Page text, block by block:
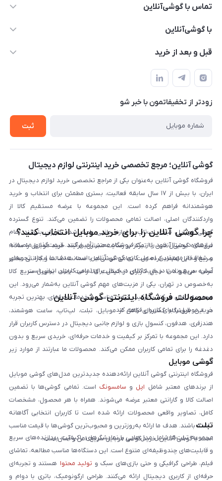
تماس با گوشی‌آنلاین
۰۲۱91001221
با گوشی‌آنلاین
درباره ما
حساب کاربری
حریم خصوصی
بلاگ
قبل و بعد از خرید
نحوه خرید از گوشی آنلاین
شرایط ضمانت هفت روزه
روش ارسال کالا در گوشی آنلاین
روش بازگردانی کالا
زودتر از تخفیفاتمون با خبر شو
ثبت
گوشی آنلاین؛ مرجع تخصصی خرید اینترنتی لوازم دیجیتال
فروشگاه گوشی آنلاین به‌عنوان یکی از مراجع تخصصی خرید لوازم دیجیتال در
ایران، با بیش از ۱۷ سال سابقه فعالیت، بستری مطمئن برای انتخاب و خرید
هوشمندانه فراهم کرده است. این مجموعه با عرضه مستقیم کالا از
واردکنندگان اصلی، اصالت تمامی محصولات را تضمین می‌کند. تنوع گسترده
گوشی موبایل، تبلت، لپ‌تاپ و لوازم جانبی باعث شده کاربران بتوانند تمام
نیازهای دیجیتال خود را از یک فروشگاه معتبر تأمین کنند. قیمت‌گذاری منصفانه
و شفاف از مهم‌ترین اصول کاری گوشی آنلاین است. هدف ما ایجاد تجربه‌ای
آسان، سریع و امن در خرید کالای دیجیتال برای تمامی کاربران ایرانی است.
چرا گوشی آنلاین را برای خرید موبایل انتخاب کنید؟
فروشگاه گوشی آنلاین با تمرکز بر رضایت مشتری، فرآیند خرید موبایل را ساده،
سریع و قابل اعتماد کرده است. تمامی گوشی‌ها با ضمانت اصالت و گارانتی معتبر
عرضه می‌شوند تا خیال کاربران از کیفیت کالا راحت باشد. تحویل سریع کالا
به‌خصوص در تهران، یکی از مزیت‌های مهم گوشی آنلاین به‌شمار می‌رود. این
مجموعه تلاش می‌کند با ترکیب قیمت مناسب و خدمات حرفه‌ای، بهترین تجربه
خرید موبایل را برای کاربران فراهم کند.
محصولات فروشگاه اینترنتی گوشی آنلاین
در این فروشگاه گستره‌ای کامل از موبایل، تبلت، لپ‌تاپ، ساعت هوشمند،
هندزفری، هدفون، کنسول بازی و لوازم جانبی دیجیتال در دسترس کاربران قرار
دارد. این مجموعه با تمرکز بر کیفیت و خدمات حرفه‌ای، خریدی سریع و بدون
دغدغه را برای تمامی کاربران ممکن می‌کند. محصولات ما عبارتند از موارد زیر
است:
گوشی موبایل
فروشگاه اینترنتی گوشی آنلاین ارائه‌دهنده جدیدترین مدل‌های گوشی موبایل
از برندهای معتبر شامل اپل و سامسونگ است. تمامی گوشی‌ها با تضمین
اصالت کالا و گارانتی معتبر عرضه می‌شوند. همراه با هر محصول، مشخصات
کامل، تصاویر واقعی محصولات ارائه شده است تا کاربران انتخابی آگاهانه
داشته باشند. هدف ما ارائه به‌روزترین و محبوب‌ترین گوشی‌ها با قیمت مناسب
است. با گوشی آنلاین، خرید گوشی موبایل سریع، امن و آسان است.
تبلت
مجموعه تبلت‌ها شامل مدل‌هایی با نمایشگرهای باکیفیت، پردازنده‌های سریع
و قابلیت‌های چندوظیفه‌ای متنوع است. این دستگاه‌ها مناسب مطالعه، تماشای
فیلم، طراحی گرافیکی و حتی بازی‌های سبک و تولید محتوا هستند و تجربه‌ای
حرفه‌ای از کاربری دیجیتال ارائه می‌کنند. طراحی ارگونومیک، باتری با دوام و